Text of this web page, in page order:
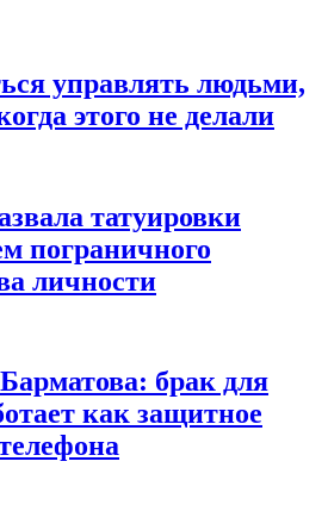
управлять людьми,
этого не делали
татуировки
пограничного
личности
брак для
как защитное